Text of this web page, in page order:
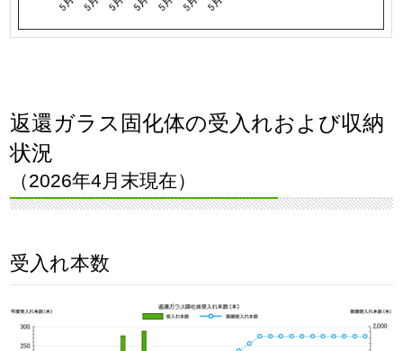
返還ガラス固化体の受入れおよび収納
状況
（2026年4月末現在）
受入れ本数